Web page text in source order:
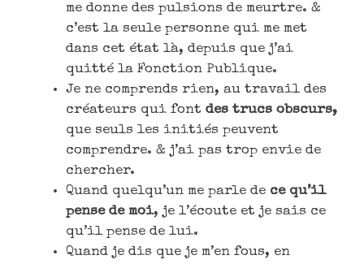
me donne des pulsions de meurtre. &
c’est la seule personne qui me met
dans cet état là, depuis que j’ai
quitté la Fonction Publique.
Je ne comprends rien, au travail des
créateurs qui font des trucs obscurs,
que seuls les initiés peuvent
comprendre. & j’ai pas trop envie de
chercher.
Quand quelqu’un me parle de ce qu’il
pense de moi, je l’écoute et je sais ce
qu’il pense de lui.
Quand je dis que je m’en fous, en